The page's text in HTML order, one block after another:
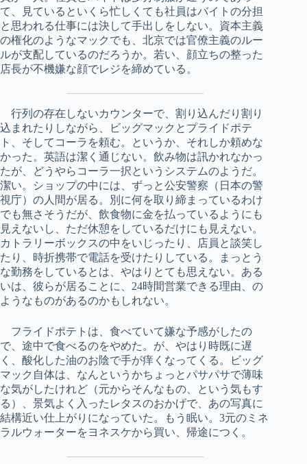
て、見ているといくら忙しくても社員はバイトの分担
と思われる仕事には決して手出しをしない。資本主義
の権化のようなマックでも、北京では官僚主義のルー
ルが支配しているのだろうか。若い、顔立ちの整った
店長が不機嫌な顔でレジを締めている。
行列の存在しないカウンターで、割り込んだり割り
込まれたりしながら、ビッグマックとプライドポテ
ト、そしてコーラを頼む。というか、それしか頼めな
かった。英語は潔く通じない。飲み物は訊かれなかっ
たが、どうやらコーラ一択というシステムのようだ。
潔い。ショップの中には、ずっと公安警察（日本の警
視庁）の人間が居る。別に何を取り締まっているわけ
でも無さそうだが、飲食物に金を払っているようにも
見えないし、ただ休憩をしているだけにも見えない。
カトラリーボックスの中をいじったり、店員と談笑し
たり、時折携帯で電話を受けたりしている。まっとう
な勤務をしているとは、やはりとても思えない。ある
いは、彼らが居ることに、24時間営業できる理由、の
ようなものがあるのかもしれない。
フライドポテトは、食べていて嫌な予感がしたの
で、途中で食べるのをやめた。が、やはり時既に遅
く、酸化した油のお陰で手が痒くなってくる。ビッグ
マック自体は、なんというかちょっとパサパサで薄味
な気がしたけれど（元からそんなもの、という気もす
る）、景気よく入ったレタスのおかげで、あの写真に
結構近い仕上がりになっていた。もう眠い。3元のミネ
ラルウォーターをヨネスケから買い、帰途につく。